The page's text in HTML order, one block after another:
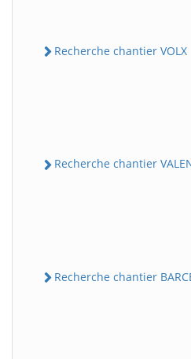
Recherche chantier VOLX
Recherche chantier
Recherche chantier